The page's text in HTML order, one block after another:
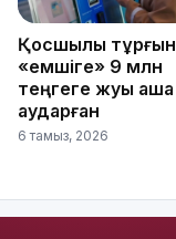
Қосшылық тұрғын
«емшіге» 9 млн
теңгеге жуық ақша
аударған
6 тамыз, 2026